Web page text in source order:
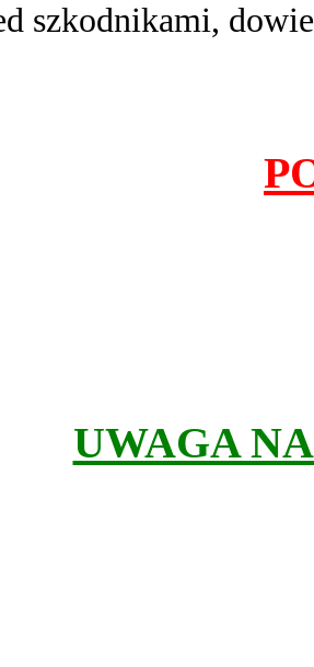
szkodnikami,
UWAGA